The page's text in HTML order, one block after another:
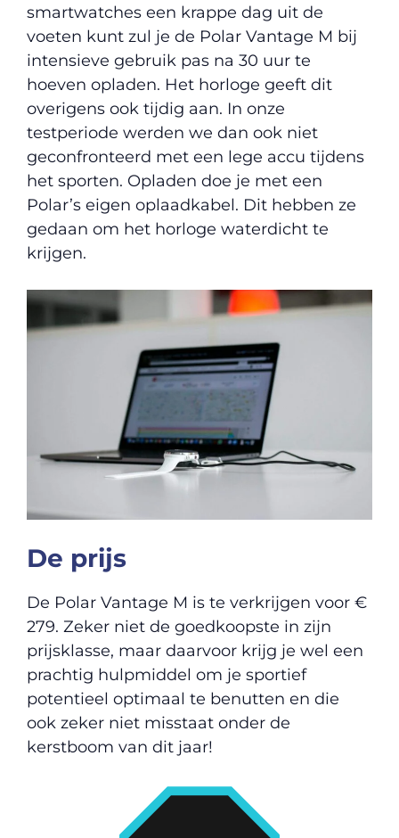
smartwatches een krappe dag uit de
voeten kunt zul je de Polar Vantage M bij
intensieve gebruik pas na 30 uur te
hoeven opladen. Het horloge geeft dit
overigens ook tijdig aan. In onze
testperiode werden we dan ook niet
geconfronteerd met een lege accu tijdens
het sporten. Opladen doe je met een
Polar’s eigen oplaadkabel. Dit hebben ze
gedaan om het horloge waterdicht te
krijgen.
De prijs
De Polar Vantage M is te verkrijgen voor €
279. Zeker niet de goedkoopste in zijn
prijsklasse, maar daarvoor krijg je wel een
prachtig hulpmiddel om je sportief
potentieel optimaal te benutten en die
ook zeker niet misstaat onder de
kerstboom van dit jaar!